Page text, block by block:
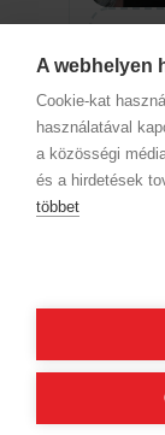
A webhelyen
Cookie-kat
használatával
a közösségi
és a hirdetések
többet